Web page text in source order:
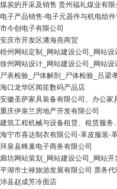
煤炭的开采及销售 贵州福礼煤业有限
电子产品销售-电子元器件与机电组
市今创电子有限公司
安庆市开发区潘海燕商贸
梧州网站定制_网站建设公司_网站
徐州网站设计_网站建设公司_网站
尸表检验_尸体解剖_尸体检验_吕梁
海口龙华区闻笙数码产品店
安徽圣萨家具装备有限公司、办公家
重庆伊泉兰房地产开发有限公司
建筑工程机械与设备租赁、租赁服务
海宁市喜达制衣有限公司-革皮服装-
拜泉县蜂巢电子商务有限公司
廊坊网站策划_网站建设公司_网站
平湖市士禄旅游发展有限公司 票务
沛县赵成芳冷面店